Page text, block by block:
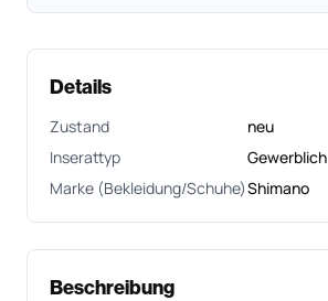
Details
Zustand
neu
Inserattyp
Gewerblich
Marke (Bekleidung/Schuhe)Shimano
Beschreibung